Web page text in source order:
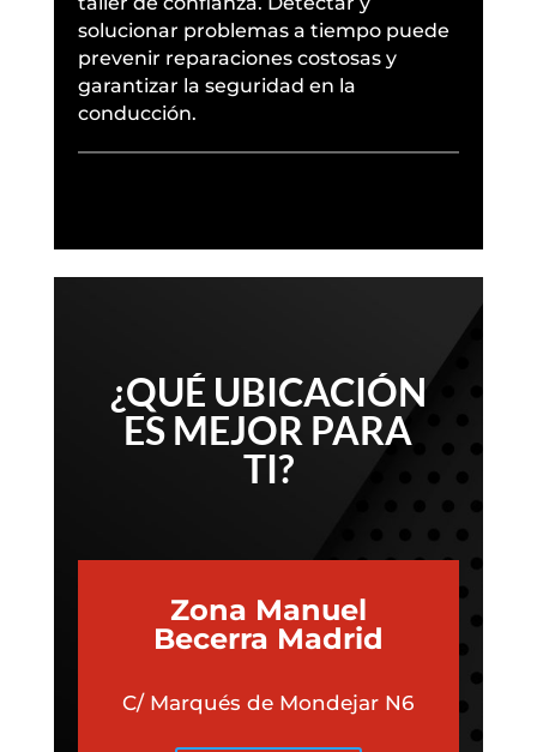
solucionar problemas a tiempo puede
prevenir reparaciones costosas y
garantizar la seguridad en la
conducción.
¿QUÉ UBICACIÓN
ES MEJOR PARA
TI?
Zona Manuel
Becerra Madrid
C/ Marqués de Mondejar N6